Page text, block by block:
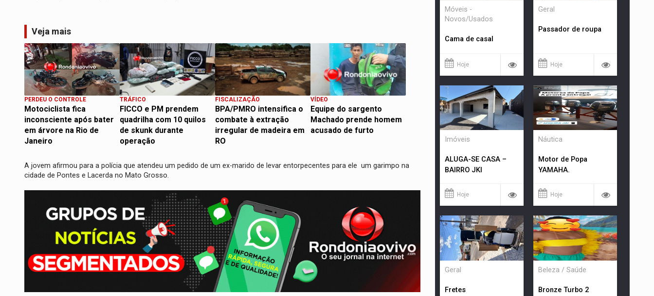
Veja mais
PERDEU O CONTROLE
Motociclista fica
inconsciente após bater
em árvore na Rio de
Janeiro
TRÁFICO
FICCO e PM prendem
quadrilha com 10 quilos
de skunk durante
operação
FISCALIZAÇÃO
BPA/PMRO intensifica o
combate à extração
irregular de madeira em
RO
VÍDEO
Equipe do sargento
Machado prende homem
acusado de furto
A jovem afirmou para a polícia que atendeu um pedido de um ex-marido de levar entorpecentes para ele um garimpo na
cidade de Pontes e Lacerda no Mato Grosso.
Móveis -
Novos/Usados
Cama de casal
Hoje
Geral
Passador de roupa
Hoje
Imóveis
ALUGA-SE CASA –
BAIRRO JKI
Hoje
Náutica
Motor de Popa
YAMAHA.
Hoje
Geral
Fretes
Beleza / Saúde
Bronze Turbo 2